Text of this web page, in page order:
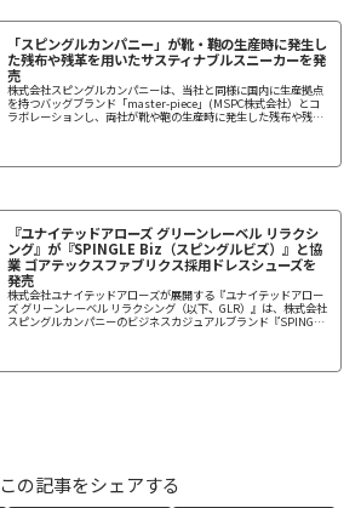
「スピングルカンパニー」が靴・鞄の生産時に発生し
た残布や残革を用いたサスティナブルスニーカーを発
売
株式会社スピングルカンパニーは、当社と同様に国内に生産拠点
を持つバッグブランド「master-piece」(MSPC株式会社）とコ
ラボレーションし、両社が靴や鞄の生産時に発生した残布や残革
も一部店舗にて発売する。
『ユナイテッドアローズ グリーンレーベル リラクシ
ング』が『SPINGLE Biz（スピングルビズ）』と協
業 ゴアテックスファブリクス採用ドレスシューズを
発売
株式会社ユナイテッドアローズが展開する『ユナイテッドアロー
ズ グリーンレーベル リラクシング（以下、GLR）』は、株式会社
スピングルカンパニーのビジネスカジュアルブランド『SPINGLE
ONLINENSTORE、ZOZOTOWN、Rakutenで販売開始した。
この記事をシェアする